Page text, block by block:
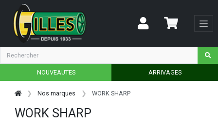
NOUVEAUTES ARRIVAGES
Nos marques WORK SHARP
WORK SHARP